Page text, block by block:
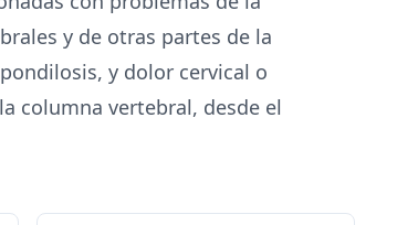
y de otras partes de la
y dolor cervical o
columna vertebral, desde el